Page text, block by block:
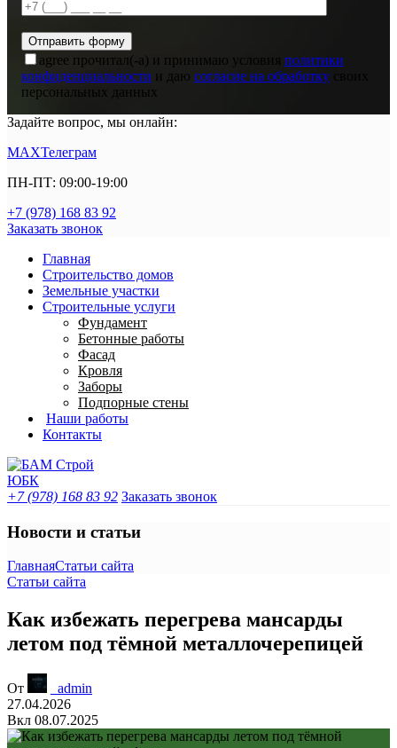
agree прочитал(-а) и принимаю условия политики
конфиденциальности и даю согласие на обработку
персональных данных
Задайте вопрос, мы онлайн:
MAXТелеграм
ПН-ПТ: 09:00-19:00
+7 (978) 168 83 92
Заказать звонок
Главная
Строительство домов
Земельные участки
Строительные услуги
Фундамент
Бетонные работы
Фасад
Кровля
Заборы
Подпорные стены
Наши работы
Контакты
+7 (978) 168 83 92 Заказать звонок
Новости и статьи
ГлавнаяСтатьи сайта
Статьи сайта
Как избежать перегрева мансарды
летом под тёмной металлочерепицей
От
_admin
27.04.2026
Вкл 08.07.2025